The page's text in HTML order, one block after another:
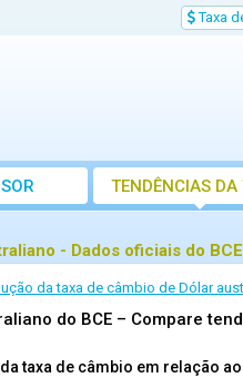
Taxa
TENDÊNCIAS DA
- Dados oficiais do
da taxa de câmbio de Dólar
do BCE – Compare
taxa de câmbio em relação